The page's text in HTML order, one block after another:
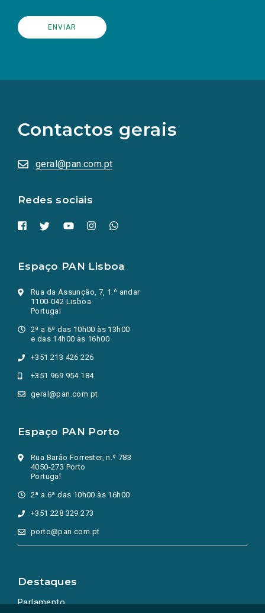
Contactos gerais
geral@pan.com.pt
Redes sociais
redes
sociais
numa
nova
Espaço PAN Lisboa
Rua da Assunção, 7, 1.º andar
1100-042 Lisboa
Portugal
2ª a 6ª das 10h00 às 13h00
e das 14h00 às 16h00
+351 213 426 226
+351 969 954 184
geral@pan.com.pt
Espaço PAN Porto
Rua Barão Forrester, n.º 783
4050-273 Porto
Portugal
2ª a 6ª das 10h00 às 16h00
+351 228 329 273
porto@pan.com.pt
Destaques
Parlamento